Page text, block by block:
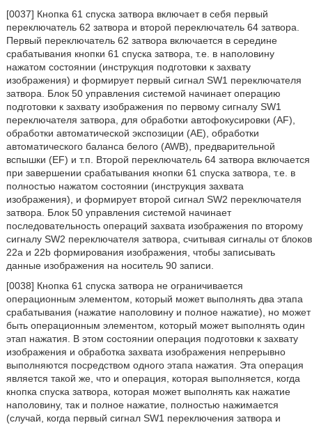
[0037] Кнопка 61 спуска затвора включает в себя первый
переключатель 62 затвора и второй переключатель 64 затвора.
Первый переключатель 62 затвора включается в середине
срабатывания кнопки 61 спуска затвора, т.е. в наполовину
нажатом состоянии (инструкция подготовки к захвату
изображения) и формирует первый сигнал SW1 переключателя
затвора. Блок 50 управления системой начинает операцию
подготовки к захвату изображения по первому сигналу SW1
переключателя затвора, для обработки автофокусировки (AF),
обработки автоматической экспозиции (AE), обработки
автоматического баланса белого (AWB), предварительной
вспышки (EF) и т.п. Второй переключатель 64 затвора включается
при завершении срабатывания кнопки 61 спуска затвора, т.е. в
полностью нажатом состоянии (инструкция захвата
изображения), и формирует второй сигнал SW2 переключателя
затвора. Блок 50 управления системой начинает
последовательность операций захвата изображения по второму
сигналу SW2 переключателя затвора, считывая сигналы от блоков
22a и 22b формирования изображения, чтобы записывать
данные изображения на носитель 90 записи.
[0038] Кнопка 61 спуска затвора не ограничивается
операционным элементом, который может выполнять два этапа
срабатывания (нажатие наполовину и полное нажатие), но может
быть операционным элементом, который может выполнять один
этап нажатия. В этом состоянии операция подготовки к захвату
изображения и обработка захвата изображения непрерывно
выполняются посредством одного этапа нажатия. Эта операция
является такой же, что и операция, которая выполняется, когда
кнопка спуска затвора, которая может выполнять как нажатие
наполовину, так и полное нажатие, полностью нажимается
(случай, когда первый сигнал SW1 переключения затвора и